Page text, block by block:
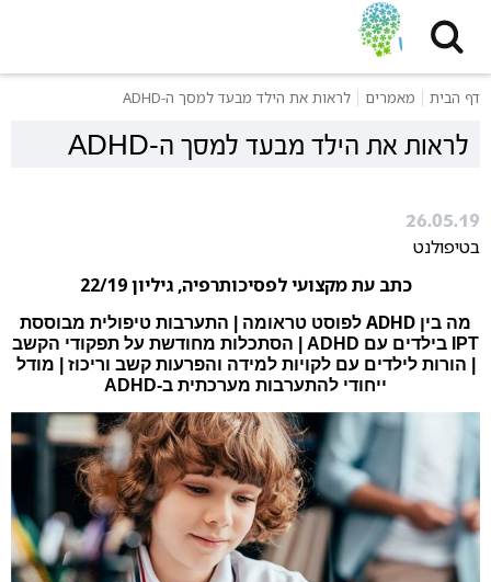
דף הבית מאמרים לראות את הילד מבעד למסך ה-ADHD
לראות את הילד מבעד למסך ה-ADHD
26.05.19
בטיפולנט
כתב עת מקצועי לפסיכותרפיה, גיליון 22/19
מה בין ADHD לפוסט טראומה
התערבות טיפולית מבוססת
IPT
בילדים עם ADHD
| הסתכלות מחודשת על תפקודי הקשב
| הורות לילדים עם לקויות למידה והפרעות קשב וריכוז | מודל
ייחודי להתערבות מערכתית ב-ADHD